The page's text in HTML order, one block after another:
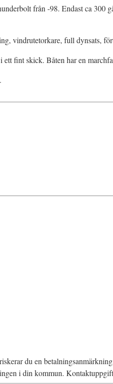
från -98. Endast ca 300
vindrutetorkare, full dynsats,
fint skick. Båten har en
du en
i din kommun.